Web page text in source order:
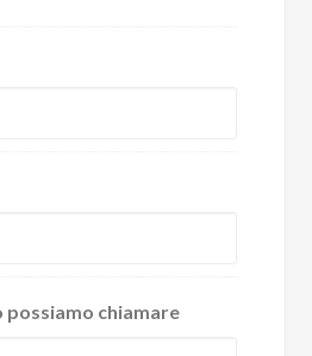
possiamo chiamare